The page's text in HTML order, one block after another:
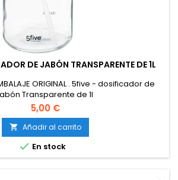
DE JABÓN TRANSPARENTE DE 1L
ORIGINAL . 5five - dosificador de
Transparente de 1l
5,00 €
 Añadir al carrito
 En stock